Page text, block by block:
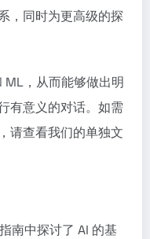
，同时为更高级的探
ML，从而能够做出明
有意义的对话。如需
请查看我们的单独文
南中探讨了 AI 的基